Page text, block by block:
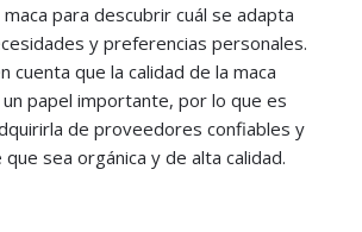
para descubrir cuál se adapta
y preferencias personales.
cuenta que la calidad de la maca
papel importante, por lo que es
de proveedores confiables y
sea orgánica y de alta calidad.